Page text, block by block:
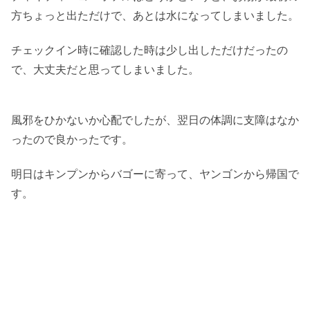
方ちょっと出ただけで、あとは水になってしまいました。
チェックイン時に確認した時は少し出しただけだったの
で、大丈夫だと思ってしまいました。
風邪をひかないか心配でしたが、翌日の体調に支障はなか
ったので良かったです。
明日はキンプンからバゴーに寄って、ヤンゴンから帰国で
す。